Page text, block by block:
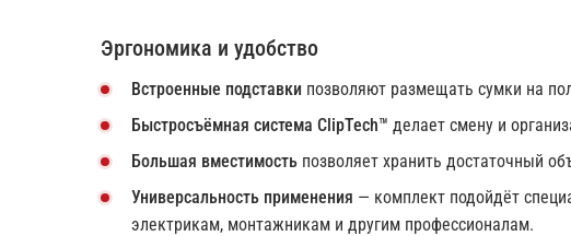
Эргономика и удобство
Встроенные подставки позволяют размещать сумки на
Быстросъёмная система ClipTech™ делает смену и
Большая вместимость позволяет хранить достаточный
Универсальность применения — комплект подойдёт
электрикам, монтажникам и другим профессионалам.